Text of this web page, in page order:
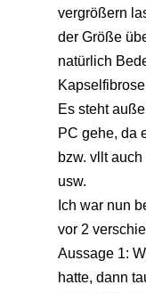
vergrößern
der Größe
natürlich
Es steht
PC gehe, da
bzw. vllt
usw.
Ich war nun
vor 2
Aussage 1:
hatte, dann